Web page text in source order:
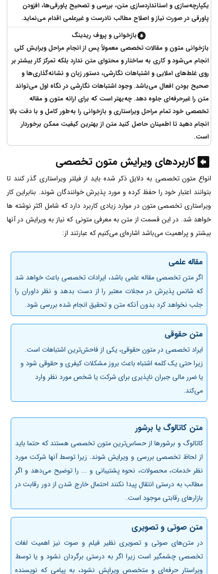
یکپارچه‌سازی و استانداردسازی متن، بررسی و تصحیح پاورقی‌ها، افزودن
پاورقی در صورت نیاز و اصلاح مطالب نادرست و غیرعلمی اقدام می‌نماید.
بازخوانی و پروف ریدینگ
بازخوانی متون و مقالات تخصصی معمولاً پس از انجام مراحل ویرایش کلی
انجام می‌شود و کاری به ساختار و محتوای متن ندارد بلکه تمرکز کار بیشتر بر
روی غلط‌های املایی و اشتباهات نگارشی، دستور زبان و نشانه‌گذاری‌ها و
صحیح بودن افعال می‌باشد. وجود اشتباهات نگارشی در نگاه اول می‌تواند
متن را غیرحرفه‌ای جلوه دهد. چه‌بهتر است که برای ارائه متون و مقاله
تخصصی خود تمام مراحل ویراستاری و بازخوانی را به‌طور کامل و با دقت بالا
انجام دهید تا اطمینان حاصل کنید متن از بهترین کیفیت ممکن برخوردار
است.
کاربردهای ویرایش متون تخصصی
انواع متون تخصصی به دلایل ذکر شده باید از فیلتر ویراستاری گذر کنند تا
بتوانند اعتبار خود را حفظ کرده و مورد پذیرش خوانندگان شوند. بنابراین کار
ویراستاری تخصصی متون در موارد زیادی کاربرد دارد که شامل اکثر نوشته ها
خواهد شد. در این قسمت از متن به معرفی متونی که نیاز به ویرایش در آنها
بیشتر و پراهمیت می‌باشد اشاره‌ای می‌کنیم که عبارتند از:
مقاله علمی
اگر متن تخصصی مقاله علمی باشد، ایرادات تخصصی باعث خواهد شد
که شانس پذیرش در مجلات معتبر را از دست بدهد و نظر داوران را
جلب نخواهد کرد بدون آنکه متن و تحقیق انجام شده بررسی شود.
متن حقوقی
ایراد تخصصی در متون حقوقی، یکی از فاحش‌ترین اشتباهات است.
زیرا حتی یک کلمه اشتباه باعث بروز مشکلات کیفری و حقوقی شود و
یا ضرر مالی جبران ناپذیری برای شرکت یا شخص مورد نظر وارد
می‌کند.
متن کاتالوگ یا برشور
کاتالوگ و برشورها از حساس‌ترین متون تخصصی هستند که حتما باید
از لحاظ تخصصی بررسی و ویرایش شوند. زیرا توسط آنها شرکت مورد
نظر خدمات، محصولات، نحوه پشتیبانی و ... را توضیح می‌دهد و اگر
مطالب به درستی انتقال پیدا نکنند احتمال خارج شدن از دور رقابت در
بازار‌های رقابتی موجود است.
متن صوتی و تصویری
در متن‌های صوتی و تصویری نظیر فیلم و صوت نیز اهمیت لغات
تخصصی چشمگیر است زیرا اگر به درستی برگردان نشود و یا توسط
ویراستار حرفه‌ای و متخصص ویرایش نشود، به پیامی که نویسنده